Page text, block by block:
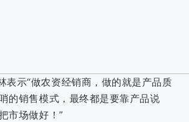
表示“做农资经销商，做的就是产品质
的销售模式，最终都是要靠产品说
市场做好！”